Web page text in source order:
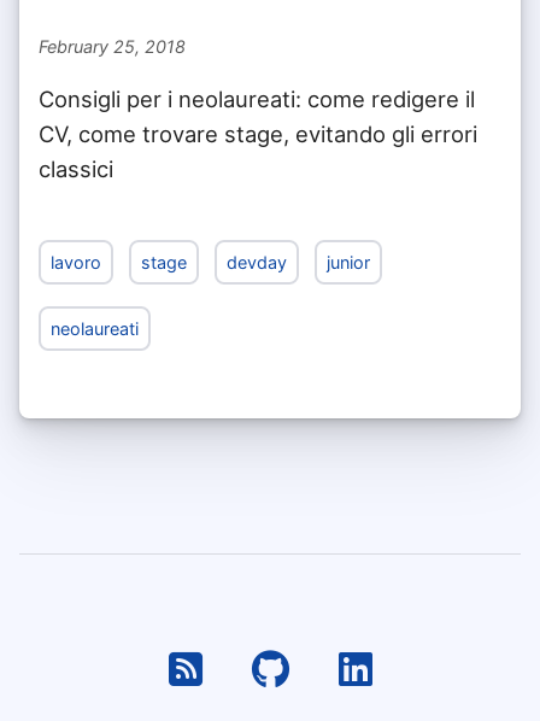
February 25, 2018
Consigli per i neolaureati: come redigere il
CV, come trovare stage, evitando gli errori
classici
lavoro stage devday junior
neolaureati
RSS GithubLinkedin